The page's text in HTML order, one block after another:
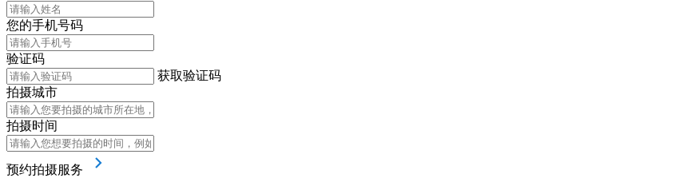
您的手机号码
验证码
获取验证码
拍摄城市
拍摄时间
预约拍摄服务